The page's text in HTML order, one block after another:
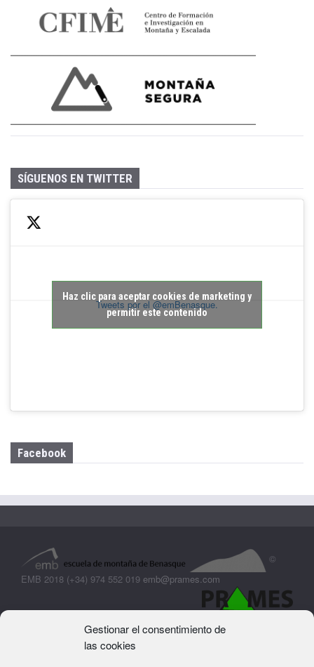
Gestionar el consentimiento de
las cookies
SÍGUENOS EN TWITTER
Tweets por el @emBenasque.
Haz clic para aceptar cookies de marketing y
permitir este contenido
Facebook
©
EMB 2018 (+34) 974 552 019 emb@prames.com